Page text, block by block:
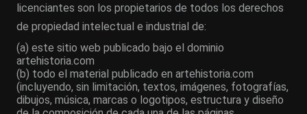
licenciantes son los propietarios de todos los derechos
de propiedad intelectual e industrial de:
(a) este sitio web publicado bajo el dominio
artehistoria.com
(b) todo el material publicado en artehistoria.com
(incluyendo, sin limitación, textos, imágenes, fotografías,
dibujos, música, marcas o logotipos, estructura y diseño